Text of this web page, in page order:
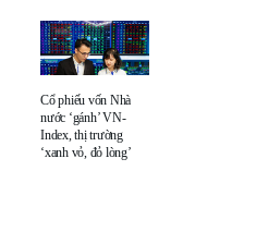
Cổ phiếu vốn Nhà
nước ‘gánh’ VN-
Index, thị trường
‘xanh vỏ, đỏ lòng’